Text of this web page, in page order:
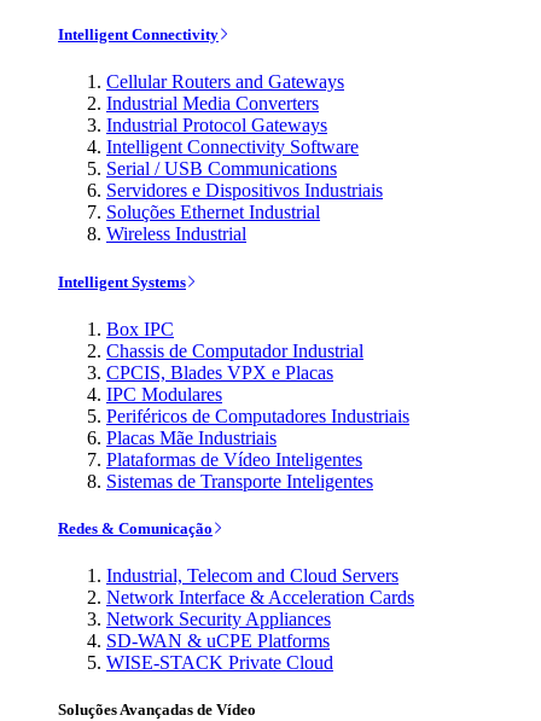
Intelligent Connectivity
Cellular Routers and Gateways
Industrial Media Converters
Industrial Protocol Gateways
Intelligent Connectivity Software
Serial / USB Communications
Servidores e Dispositivos Industriais
Soluções Ethernet Industrial
Wireless Industrial
Intelligent Systems
Box IPC
Chassis de Computador Industrial
CPCIS, Blades VPX e Placas
IPC Modulares
Periféricos de Computadores Industriais
Placas Mãe Industriais
Plataformas de Vídeo Inteligentes
Sistemas de Transporte Inteligentes
Redes & Comunicação
Industrial, Telecom and Cloud Servers
Network Interface & Acceleration Cards
Network Security Appliances
SD-WAN & uCPE Platforms
WISE-STACK Private Cloud
Soluções Avançadas de Vídeo